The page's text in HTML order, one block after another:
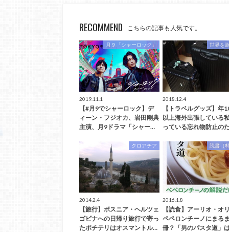
RECOMMEND こちらの記事も人気です。
月９「シャーロック」
2019.11.1
【#月9でシャーロック】デ
ィーン・フジオカ、岩田剛典
主演、月9ドラマ「シャー…
世界を
2018.12.4
【トラベルグッズ】年
以上海外出張している
っている忘れ物防止の
クロアチア
2014.2.4
【旅行】ボスニア・ヘルツェ
ゴビナへの日帰り旅行で寄っ
たポチテリはオスマントル…
読書（
2016.1.8
【読食】アーリオ・オ
ペペロンチーノにまる
冊？「男のパスタ道」